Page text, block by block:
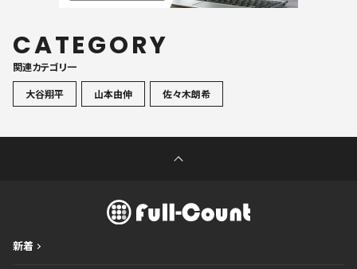
CATEGORY
関連カテゴリ一
大谷翔平
山本由伸 佐々木朗希
新着